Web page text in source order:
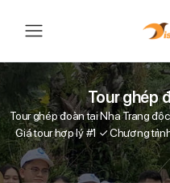
Tour ghép
Tour ghép đoàn tại Nha Trang
Giá tour hợp lý #1 ✓ Chương